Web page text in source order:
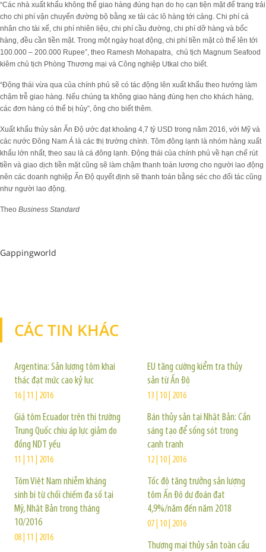
“Các nhà xuất khẩu không thể giao hàng đúng hạn do họ cạn tiện mặt để trang trải
cho chi phí vận chuyển đường bộ bằng xe tải các lô hàng tới cảng. Chi phí cá
nhân cho tài xế, chi phí nhiên liệu, chi phí cầu đường, chi phí dỡ hàng và bốc
hàng, đều cần tiền mặt. Trong một ngày hoạt động, chi phí tiền mặt có thể lên tới
100.000 – 200.000 Rupee”, theo Ramesh Mohapatra, chủ tịch Magnum Seafood
kiêm chủ tịch Phòng Thương mại và Công nghiệp Utkal cho biết.
“Động thái vừa qua của chính phủ sẽ có tác động lên xuất khẩu theo hướng làm
chậm trễ giao hàng. Nếu chúng ta không giao hàng đúng hẹn cho khách hàng,
các đơn hàng có thể bị hủy”, ông cho biết thêm.
Xuất khẩu thủy sản Ấn Độ ước đạt khoảng 4,7 tỷ USD trong năm 2016, với Mỹ và
các nước Đông Nam Á là các thị trường chính. Tôm đông lạnh là nhóm hàng xuất
khẩu lớn nhất, theo sau là cá đông lạnh. Động thái của chính phủ về hạn chế rút
tiền và giao dịch tiền mặt cũng sẽ làm chậm thanh toán lương cho người lao động
nên các doanh nghiệp Ấn Độ quyết định sẽ thanh toán bằng séc cho đối tác cũng
như người lao động.
Theo Business Standard
Gappingworld
CÁC TIN KHÁC
Argentina: Sản lượng tôm khai
thác đạt mức cao kỷ lục
16 | 11 | 2016
Giá tôm Ecuador trên thị trường
Trung Quốc chịu áp lực giảm do
đồng NDT yếu
11 | 11 | 2016
Tôm Việt Nam nhiễm kháng
sinh bị từ chối chiếm đa số tại
Mỹ, Nhật Bản trong tháng
10/2016
08 | 11 | 2016
EU tăng cường kiểm tra thủy
sản từ Ấn Độ
13 | 10 | 2016
Bán thủy sản tại Nhật Bản: Cần
sáng tạo để sống sót trong
cạnh tranh
12 | 10 | 2016
Tốc độ tăng trưởng sản lượng
tôm Ấn Độ dự đoán đạt
4,9%/năm đến năm 2018
07 | 10 | 2016
Thương mại thủy sản toàn cầu